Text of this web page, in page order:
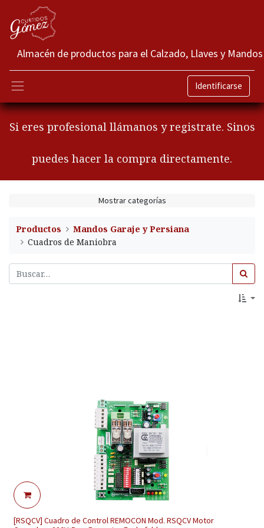
Almacén de productos para el Calzado, Llaves y Mandos
Identificarse
Si eres profesional llámanos y registrate. Sinos
puedes hacer la compra directamente.
Mostrar categorías
Productos
Mandos Garaje y Persiana
Cuadros de Maniobra
[RSQCV] Cuadro de Control REMOCON Mod. RSQCV Motor